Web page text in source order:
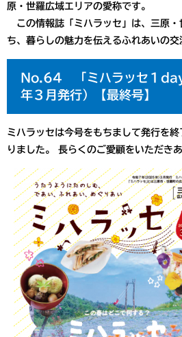
原・世羅広域エリアの愛称です。
この情報誌「ミハラッセ」は、三原・
ち、暮らしの魅力を伝えるふれあいの交
No.64 「ミハラッセ１
年３月発行）【最終号】
ミハラッセは今号をもちまして発行を
りました。 長らくのご愛顧をいただき